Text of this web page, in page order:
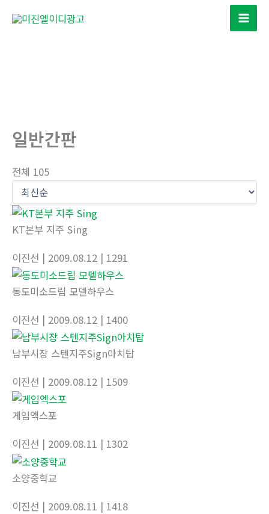
일반간판
전체 105
KT본부 지주 Sing
이진선 | 2009.08.12 | 1291
동도미소드림 모델하우스
이진선 | 2009.08.12 | 1400
남부시장 스텐지주Sign아치탑
이진선 | 2009.08.12 | 1509
게임엑스포
이진선 | 2009.08.11 | 1302
소양중학교
이진선 | 2009.08.11 | 1418